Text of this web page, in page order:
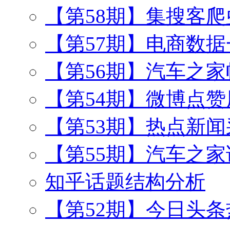
【第58期】集搜客
【第57期】电商数
【第56期】汽车之
【第54期】微博点
【第53期】热点新
【第55期】汽车之
知乎话题结构分析
【第52期】今日头